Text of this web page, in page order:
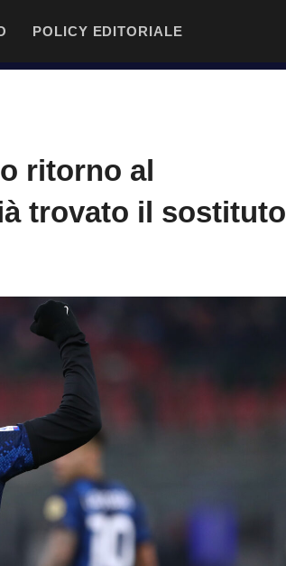
POLICY EDITORIALE
ritorno al
trovato il sostituto